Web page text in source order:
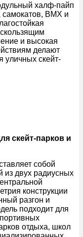
халф-пайп
BMX и
и высокая
делают
скейт-
скейт-парков и
собой
из двух радиусных
конструкции
разгон и
подходит для
отдыха, школ